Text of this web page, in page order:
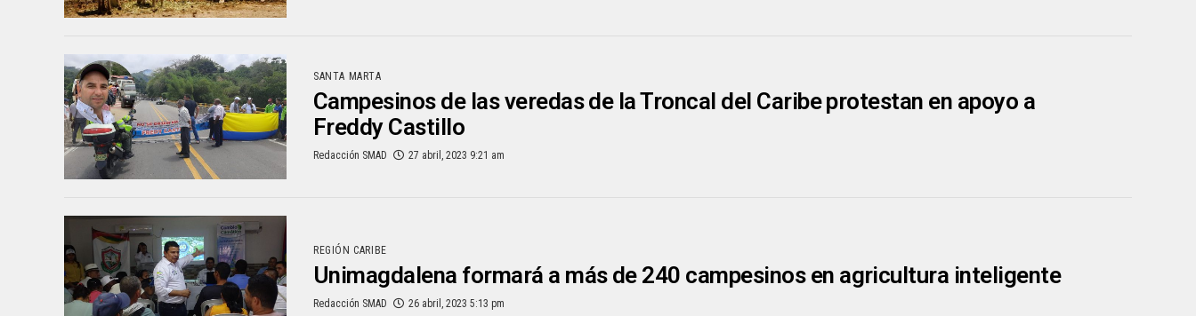
SANTA MARTA
Campesinos de las veredas de la Troncal del Caribe protestan en apoyo a
Freddy Castillo
Redacción SMAD 27 abril, 2023 9:21 am
REGIÓN CARIBE
Unimagdalena formará a más de 240 campesinos en agricultura inteligente
Redacción SMAD 26 abril, 2023 5:13 pm